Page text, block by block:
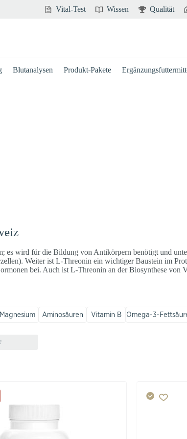
Vital-Test Wissen Qualität
Blutanalysen Produkt-Pakete
es wird für die Bildung von Antikörpern benötigt und
Weiter ist L-Threonin ein wichtiger Baustein im
bei. Auch ist L-Threonin an der Biosynthese von
Magnesium Aminosäuren Vitamin B Omega-3-